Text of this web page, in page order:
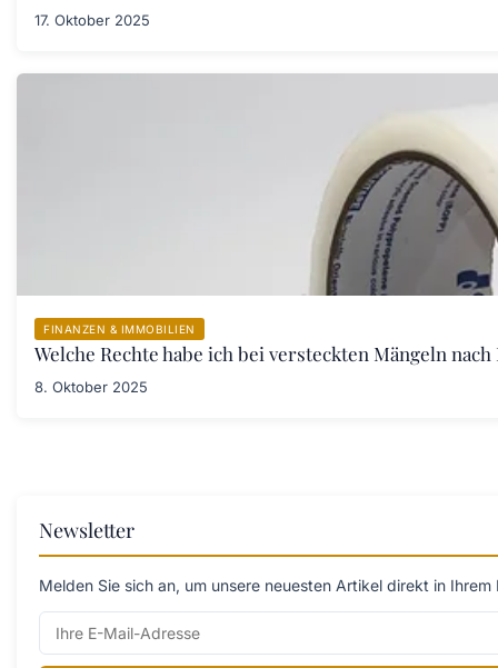
17. Oktober 2025
FINANZEN & IMMOBILIEN
Welche Rechte habe ich bei versteckten Mängeln
8. Oktober 2025
Newsletter
Melden Sie sich an, um unsere neuesten Artikel direkt in